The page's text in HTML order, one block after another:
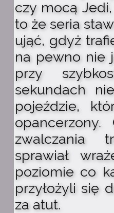
czy mocą
to że seria
ująć, gdyż
na pewno nie
przy
sekundach
pojeździe,
zwalczania
sprawiał
poziomie co
przyłożyli się
za atut.